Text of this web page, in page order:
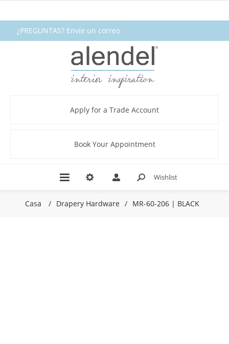
¿PREGUNTAS? Envíe un correo
electrónico a fabrics@alendel.com o
llame al 1.800.387.9968 ★ SERVICIO ★
Apply for a Trade Account
Book Your Appointment
Wishlist
Casa / Drapery Hardware / MR-60-206 | BLACK